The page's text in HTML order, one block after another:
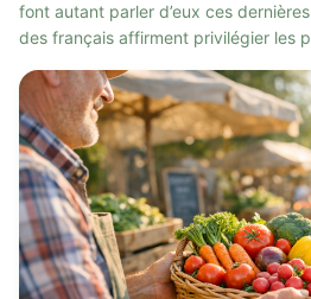
font autant parler d’eux ces
des français affirment privilégier les